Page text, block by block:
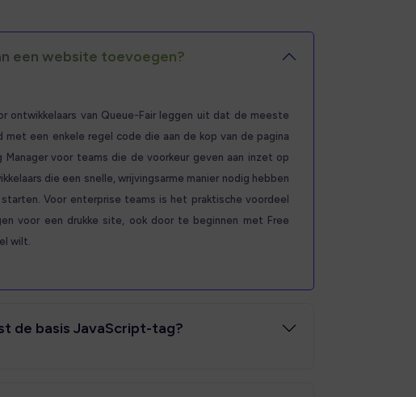
een website toevoegen?
ontwikkelaars van Queue-Fair leggen uit dat de meeste
een enkele regel code die aan de kop van de pagina
voor teams die de voorkeur geven aan inzet op
die een snelle, wrijvingsarme manier nodig hebben
Voor enterprise teams is het praktische voordeel
voor een drukke site, ook door te beginnen met Free
wilt.
de basis JavaScript-tag?